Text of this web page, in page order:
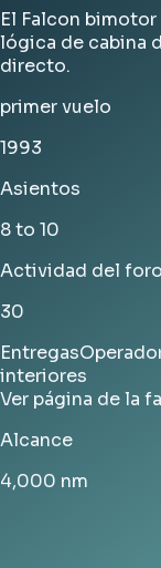
El Falcon
lógica de cabina
directo.
primer vuelo
1993
Asientos
8 to 10
Actividad del foro
30
Entregas
interiores
Ver página de la
Alcance
4,000 nm